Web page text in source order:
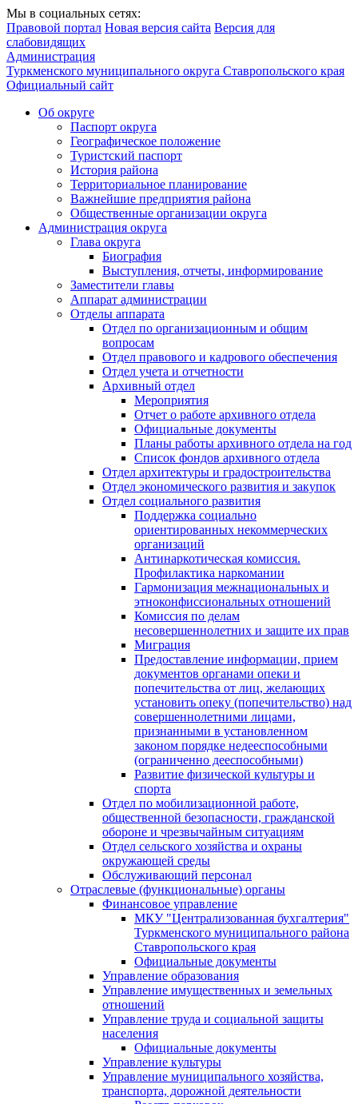
Мы в социальных сетях:
Правовой портал Новая версия сайта Версия для
слабовидящих
Администрация
Туркменского муниципального округа Ставропольского края
Официальный сайт
Об округе
Паспорт округа
Географическое положение
Туристский паспорт
История района
Территориальное планирование
Важнейшие предприятия района
Общественные организации округа
Администрация округа
Глава округа
Биография
Выступления, отчеты, информирование
Заместители главы
Аппарат администрации
Отделы аппарата
Отдел по организационным и общим
вопросам
Отдел правового и кадрового обеспечения
Отдел учета и отчетности
Архивный отдел
Мероприятия
Отчет о работе архивного отдела
Официальные документы
Планы работы архивного отдела на год
Список фондов архивного отдела
Отдел архитектуры и градостроительства
Отдел экономического развития и закупок
Отдел социального развития
Поддержка социально
ориентированных некоммерческих
организаций
Антинаркотическая комиссия.
Профилактика наркомании
Гармонизация межнациональных и
этноконфиссиональных отношений
Комиссия по делам
несовершеннолетних и защите их прав
Миграция
Предоставление информации, прием
документов органами опеки и
попечительства от лиц, желающих
установить опеку (попечительство) над
совершеннолетними лицами,
признанными в установленном
законом порядке недееспособными
(ограниченно дееспособными)
Развитие физической культуры и
спорта
Отдел по мобилизационной работе,
общественной безопасности, гражданской
оборонe и чрезвычайным ситуациям
Отдел сельского хозяйства и охраны
окружающей среды
Обслуживающий персонал
Отраслевые (функциональные) органы
Финансовое управление
МКУ "Централизованная бухгалтерия"
Туркменского муниципального района
Ставропольского края
Официальные документы
Управление образования
Управление имущественных и земельных
отношений
Управление труда и социальной защиты
населения
Официальные документы
Управление культуры
Управление муниципального хозяйства,
транспорта, дорожной деятельности